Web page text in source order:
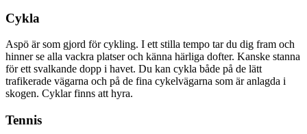
Cykla
Aspö är som gjord för cykling. I ett stilla tempo tar du dig fram och
hinner se alla vackra platser och känna härliga dofter. Kanske stanna
för ett svalkande dopp i havet. Du kan cykla både på de lätt
trafikerade vägarna och på de fina cykelvägarna som är anlagda i
skogen. Cyklar finns att hyra.
Tennis